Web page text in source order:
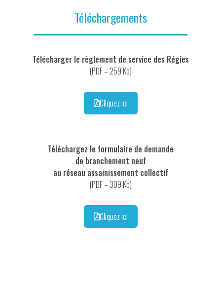
Téléchargements
Télécharger le règlement de service des Régies
(PDF – 259 Ko)
Cliquez ici
Téléchargez le formulaire de demande
de branchement neuf
au réseau assainissement collectif
(PDF – 309 Ko)
Cliquez ici